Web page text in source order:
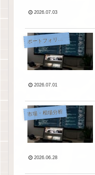
2026.07.03
ポ ートフォリオ・運用実績
2026.07.01
市場・相場分析
2026.06.28